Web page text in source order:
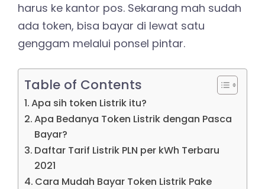
harus ke kantor pos. Sekarang mah sudah
ada token, bisa bayar di lewat satu
genggam melalui ponsel pintar.
Table of Contents
Apa sih token Listrik itu?
Apa Bedanya Token Listrik dengan Pasca
Bayar?
Daftar Tarif Listrik PLN per kWh Terbaru
2021
Cara Mudah Bayar Token Listrik Pake